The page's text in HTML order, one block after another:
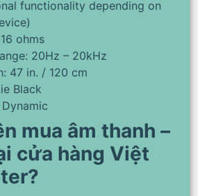
functionality depending on
ohms
20Hz – 20kHz
47 in. / 120 cm
Black
mua âm thanh –
cửa hàng Việt